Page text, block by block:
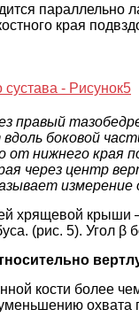
параллельно
края
правый
боковой
нижнего края
через центр
измерение
хрящевой крыши
(рис. 5). Угол β
кости более
охвата